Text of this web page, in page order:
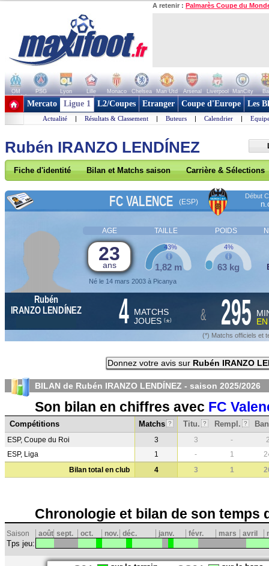
A retenir : Palmarès Coupe du
OM PSG Lyon Lille Monaco Chelsea Man Utd Arsenal Liverpool ManCity
+ de clubs
Mercato Ligue 1 L2/Coupes Etranger Coupe d'Europe Les
Actualité | Résultats & Classement | Buteurs | Calendrier |
Rubén IRANZO LENDÍNEZ
Fiche d'identité Bilan et Matchs saison Carrière & Sélections
FC VALENCE (ESP)
Début
AGE TAILLE POIDS
23
ans
Né le 14 mars 2003 à Picanya
1,82 m
43%
63 kg
4%
Rubén
IRANZO LENDÍNEZ
4 MATCHS
JOUES (*) & 295
(*) Matchs officiels et
Donnez votre avis sur Rubén IRANZO
BILAN de Rubén IRANZO LENDÍNEZ - saison 2025/2026
Son bilan en chiffres avec FC
Compétitions Matchs ? Titu. ? Rempl. ?
ESP, Coupe du Roi 3 3 -
ESP, Liga
1 - 1
Bilan total en club
4 3 1
Chronologie et bilan de son temps
Saison août sept. oct. nov. déc. janv. févr. mars avril
Tps jeu: